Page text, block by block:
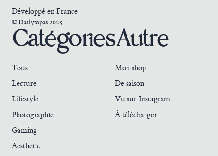
Développé en France
© Dailytopas 2025
Catégories
Tous
Lecture
Lifestyle
Photographie
Gaming
Aesthetic
Autre
Mon shop
De saison
Vu sur Instagram
À télécharger